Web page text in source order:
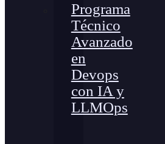
Programa
Técnico
Avanzado
en
Devops
con IA y
LLMOps